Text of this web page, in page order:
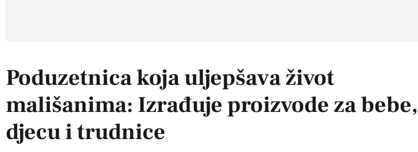
Poduzetnica koja uljepšava život
mališanima: Izrađuje proizvode za bebe,
djecu i trudnice